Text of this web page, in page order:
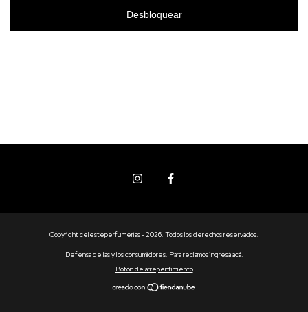
Desbloquear
Copyright celesteperfumerias - 2026. Todos los derechos reservados.
Defensa de las y los consumidores. Para reclamosingresá acá.
Botón de arrepentimiento